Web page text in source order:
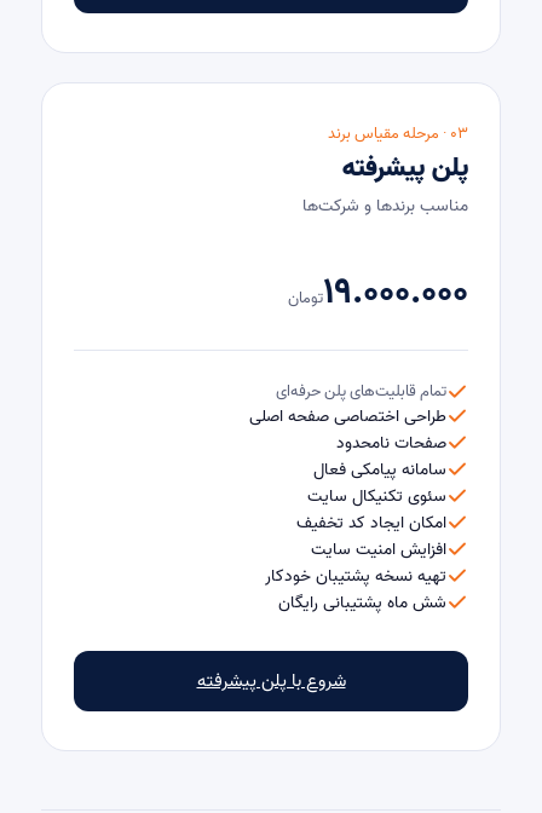
۰۳ · مرحله مقیاس برند
پلن پیشرفته
مناسب برندها و شرکت‌ها
۱۹.۰۰۰.۰۰۰تومان
تمام قابلیت‌های پلن حرفه‌ای
طراحی اختصاصی صفحه اصلی
صفحات نامحدود
سامانه پیامکی فعال
سئوی تکنیکال سایت
امکان ایجاد کد تخفیف
افزایش امنیت سایت
تهیه نسخه پشتیبان خودکار
شش ماه پشتیبانی رایگان
شروع با پلن پیشرفته